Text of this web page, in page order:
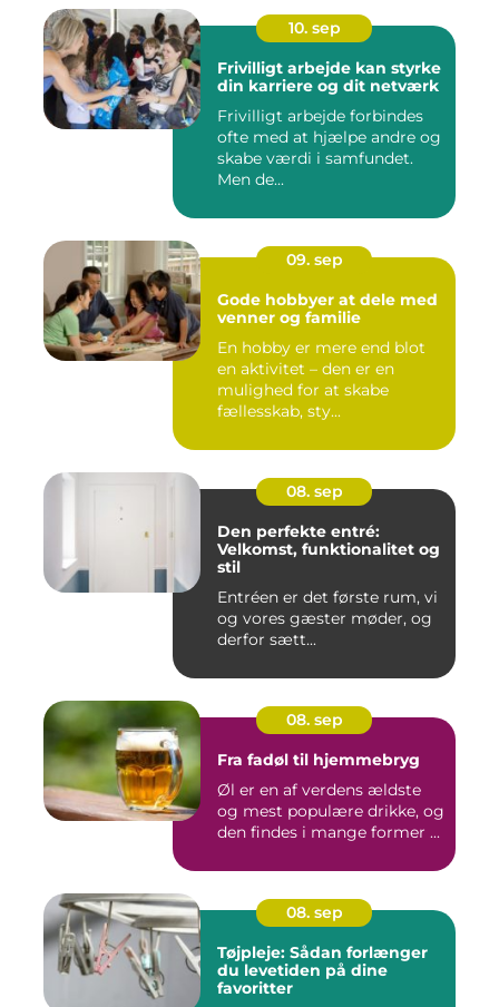
10. sep
Frivilligt arbejde kan styrke
din karriere og dit netværk
Frivilligt arbejde forbindes
ofte med at hjælpe andre og
skabe værdi i samfundet.
Men de...
09. sep
Gode hobbyer at dele med
venner og familie
En hobby er mere end blot
en aktivitet – den er en
mulighed for at skabe
fællesskab, sty...
08. sep
Den perfekte entré:
Velkomst, funktionalitet og
stil
Entréen er det første rum, vi
og vores gæster møder, og
derfor sætt...
08. sep
Fra fadøl til hjemmebryg
Øl er en af verdens ældste
og mest populære drikke, og
den findes i mange former ...
08. sep
Tøjpleje: Sådan forlænger
du levetiden på dine
favoritter